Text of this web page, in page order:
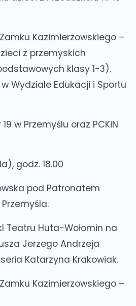
Kazimierzowskiego –
z przemyskich
klasy 1-3).
Wydziale Edukacji i Sportu
w Przemyślu oraz PCKiN
godz. 18.00
pod Patronatem
Teatru Huta-Wołomin na
Jerzego Andrzeja
Katarzyna Krakowiak.
Kazimierzowskiego –